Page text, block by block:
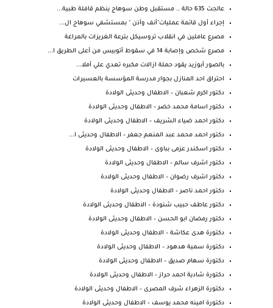
عالجت 635 حالة .. مستقبل وطن سوهاج ينظم قافلة طبية...
إجراء أول قائمة عمليات"أنف وآذن " بمستشفي سوهاج ال...
مصرع عاملين في انقلاب تروسيكل بترعة الغريزات بالمراغة
مصرع شخص وإصابة 14 في سقوط أتوبيس من أعلى الطريق ا...
بالصور أبوزيد يقود حملة ازالات مكبره تعدي علي أملا...
احتراق احد المنازل بجوار مدرسة المؤسسة بالعسيرات
دكتور اكرم شعبان – الاطفال وحديثى الولادة
دكتور اسامة محمد خضر – الاطفال وحديثى الولادة
دكتور احمد ضياء الشريف – الاطفال وحديثى الولادة
دكتور احمد محمد عبد المنعم جعفر – الاطفال وحديثى ا...
دكتور اسكندر عزمى بباوى – الاطفال وحديثى الولادة
دكتور اشرف سالم – الاطفال وحديثى الولادة
دكتور اشرف رضوان – الاطفال وحديثى الولادة
دكتور احمد ناصر – الاطفال وحديثى الولادة
دكتور عاطف حبيب شنودة – الاطفال وحديثى الولادة
دكتور رمضان ابو الحسن – الاطفال وحديثى الولادة
دكتورة هدى عكاشة – الاطفال وحديثى الولادة
دكتورة سمية هدهود – الاطفال وحديثى الولادة
دكتورة سهام صديق – الاطفال وحديثى الولادة
دكتورة شادية احمد حراز – الاطفال وحديثى الولادة
دكتورة الزهراء شرف المصرى – الاطفال وحديثى الولادة
دكتورة امينه محمد يوسف – الاطفال وحديثى الولادة